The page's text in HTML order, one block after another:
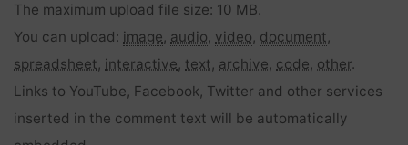
The maximum upload file size: 10 MB.
You can upload: image, audio, video, document,
spreadsheet, interactive, text, archive, code, other.
Links to YouTube, Facebook, Twitter and other services
inserted in the comment text will be automatically